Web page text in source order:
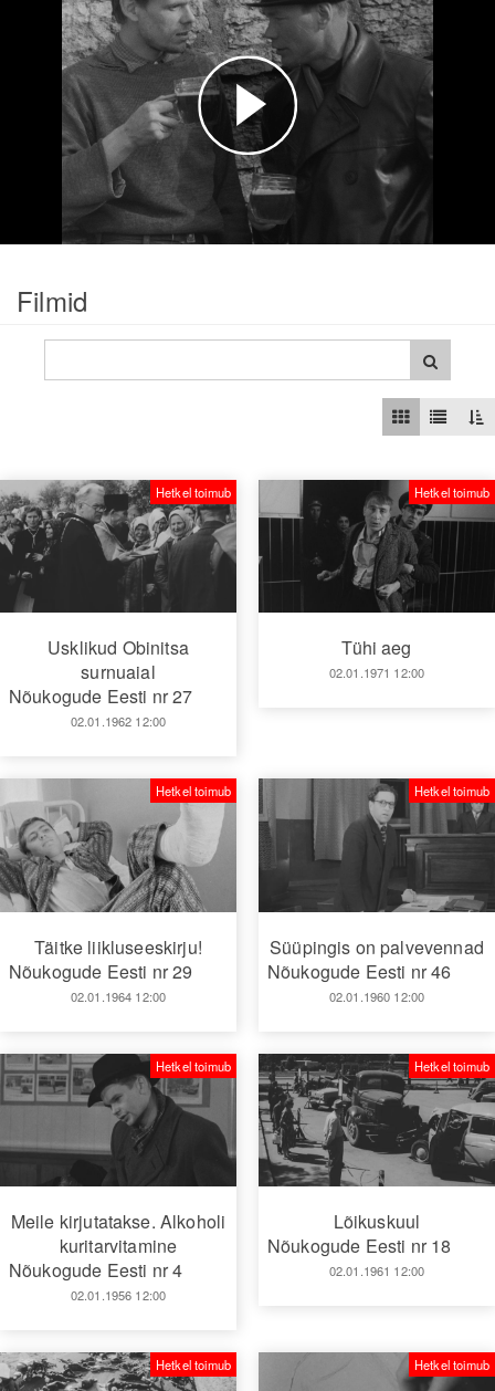
Esita
video
Filmid
Usklikud Obinitsa
surnuaial
Nõukogude Eesti nr 27
02.01.1962 12:00
Hetkel toimub
Tühi aeg
02.01.1971 12:00
Hetkel toimub
Täitke liikluseeskirju!
Nõukogude Eesti nr 29
02.01.1964 12:00
Hetkel toimub
Süüpingis on palvevennad
Nõukogude Eesti nr 46
02.01.1960 12:00
Hetkel toimub
Meile kirjutatakse. Alkoholi
kuritarvitamine
Nõukogude Eesti nr 4
02.01.1956 12:00
Hetkel toimub
Lõikuskuul
Nõukogude Eesti nr 18
02.01.1961 12:00
Hetkel toimub
Hetkel toimub Hetkel toimub